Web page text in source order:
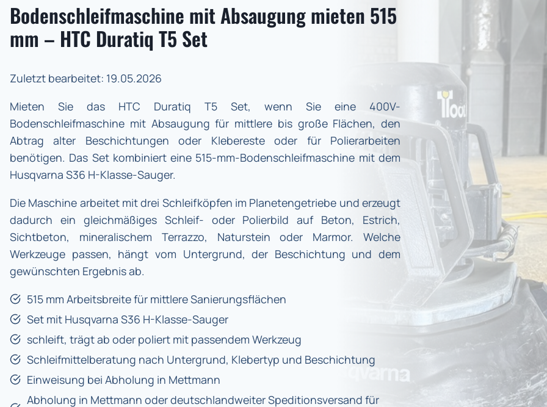
Bodenschleifmaschine mit Absaugung mieten 515
mm – HTC Duratiq T5 Set
Zuletzt bearbeitet: 19.05.2026
Mieten Sie das HTC Duratiq T5 Set, wenn Sie eine 400V-
Bodenschleifmaschine mit Absaugung für mittlere bis große Flächen, den
Abtrag alter Beschichtungen oder Klebereste oder für Polierarbeiten
benötigen. Das Set kombiniert eine 515-mm-Bodenschleifmaschine mit dem
Husqvarna S36 H-Klasse-Sauger.
Die Maschine arbeitet mit drei Schleifköpfen im Planetengetriebe und erzeugt
dadurch ein gleichmäßiges Schleif- oder Polierbild auf Beton, Estrich,
Sichtbeton, mineralischem Terrazzo, Naturstein oder Marmor. Welche
Werkzeuge passen, hängt vom Untergrund, der Beschichtung und dem
gewünschten Ergebnis ab.
515 mm Arbeitsbreite für mittlere Sanierungsflächen
Set mit Husqvarna S36 H-Klasse-Sauger
schleift, trägt ab oder poliert mit passendem Werkzeug
Schleifmittelberatung nach Untergrund, Klebertyp und Beschichtung
Einweisung bei Abholung in Mettmann
Abholung in Mettmann oder deutschlandweiter Speditionsversand für